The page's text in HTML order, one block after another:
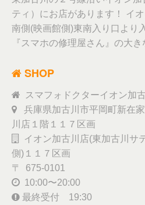
ティ）にお店があります！ イ
南側(映画館側)東南入り口より
『スマホの修理屋さん』の大き
SHOP
スマフォドクターイオン加
兵庫県加古川市平岡町新在
川店１階１１７区画
イオン加古川店(東加古川サ
側)１１７区画
〒 675-0101
10:00〜20:00
最終受付 19:30